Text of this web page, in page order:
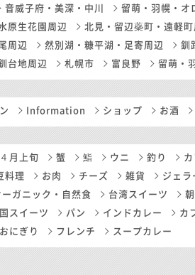
音威子府・美深・中川 留萌・羽幌・オ
原生花園周辺 北見・留辺蘂町・遠軽町
周辺 然別湖・糠平湖・足寄周辺 釧
台地周辺 札幌市 富良野 留萌・
Information ショップ お酒
４月上旬 蟹 鮨 ウニ 釣り
料理 お肉 チーズ 雑貨 ジェラ
ーガニック・自然食 台湾スイーツ
スイーツ パン インドカレー カ
おにぎり フレンチ スープカレー